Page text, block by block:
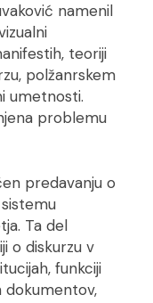
namenil
teoriji
polžanrskem
umetnosti.
problemu
predavanju o
Ta del
o diskurzu v
funkciji
dokumentov,